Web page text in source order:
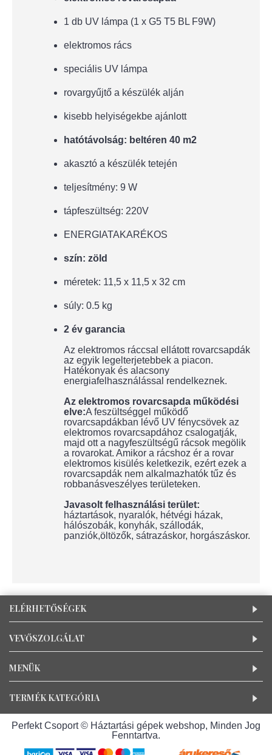
1 db UV lámpa (1 x G5 T5 BL F9W)
elektromos rács
speciális UV lámpa
rovargyűjtő a készülék alján
kisebb helyiségekbe ajánlott
hatótávolság: beltéren 40 m2
akasztó a készülék tetején
teljesítmény: 9 W
tápfeszültség: 220V
ENERGIATAKARÉKOS
szín: zöld
méretek: 11,5 x 11,5 x 32 cm
súly: 0.5 kg
2 év garancia
Az elektromos ráccsal ellátott rovarcsapdák
az egyik legelterjetebbek a piacon.
Hatékonyak és alacsony
energiafelhasználással rendelkeznek.
Az elektromos rovarcsapda működési
elve:A feszültséggel működő
rovarcsapdákban lévő UV fénycsövek az
elektromos rovarcsapdához csalogatják,
majd ott a nagyfeszültségű rácsok megölik
a rovarokat. Amikor a rácshoz ér a rovar
elektromos kisülés keletkezik, ezért ezek a
rovarcsapdák nem alkalmazhatók tűz és
robbanásveszélyes területeken.
Javasolt felhasználási terület:
háztartások, nyaralók, hétvégi házak,
hálószobák, konyhák, szállodák,
panziók,öltözők, sátrazáskor, horgászáskor.
ELÉRHETŐSÉGEK
VEVŐSZOLGÁLAT
MENÜK
TERMÉK KATEGÓRIA
Perfekt Csoport © Háztartási gépek webshop, Minden Jog
Fenntartva.